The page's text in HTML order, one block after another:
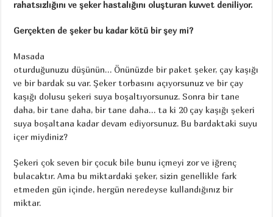
rahatsızlığını ve şeker hastalığını oluşturan kuvvet deniliyor.
Gerçekten de şeker bu kadar kötü bir şey mi?
Masada
oturduğunuzu düşünün… Önünüzde bir paket şeker, çay kaşığı
ve bir bardak su var. Şeker torbasını açıyorsunuz ve bir çay
kaşığı dolusu şekeri suya boşaltıyorsunuz. Sonra bir tane
daha, bir tane daha, bir tane daha… ta ki 20 çay kaşığı şekeri
suya boşaltana kadar devam ediyorsunuz. Bu bardaktaki suyu
içer miydiniz?
Şekeri çok seven bir çocuk bile bunu içmeyi zor ve iğrenç
bulacaktır. Ama bu miktardaki şeker, sizin genellikle fark
etmeden gün içinde, hergün neredeyse kullandığınız bir
miktar.